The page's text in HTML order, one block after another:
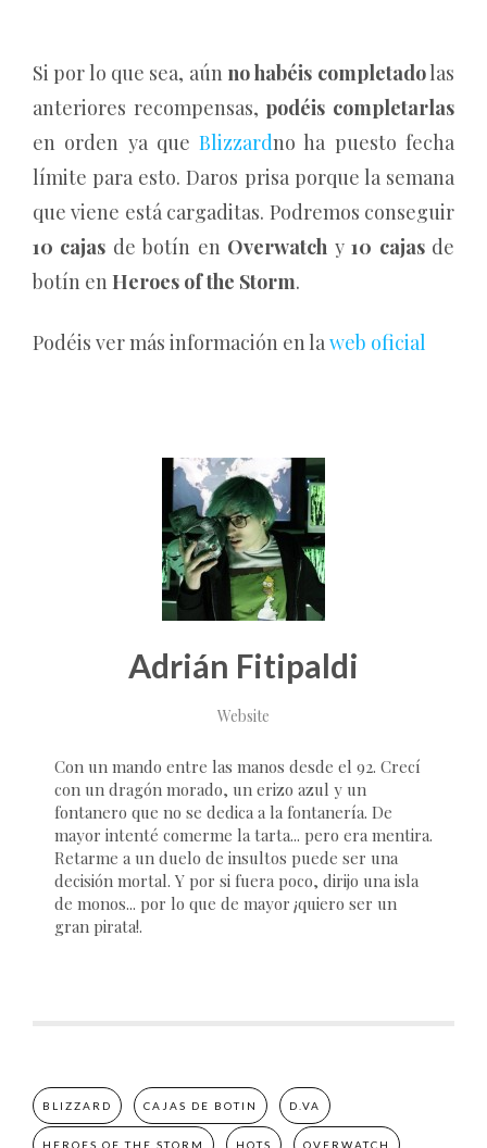
Si por lo que sea, aún no habéis completadolas
anteriores recompensas, podéis completarlas
en orden ya queBlizzardno ha puesto fecha
límite para esto. Daros prisa porque la semana
que viene está cargaditas. Podremos conseguir
10 cajas de botín en Overwatch y10 cajasde
botín enHeroes of the Storm.
Podéis ver más información en laweb oficial
Adrián Fitipaldi
Website
Con un mando entre las manos desde el 92. Crecí
con un dragón morado, un erizo azul y un
fontanero que no se dedica a la fontanería. De
mayor intenté comerme la tarta... pero era mentira.
Retarme a un duelo de insultos puede ser una
decisión mortal. Y por si fuera poco, dirijo una isla
de monos... por lo que de mayor ¡quiero ser un
gran pirata!.
BLIZZARD CAJAS DE BOTIN D.VA
HEROES OF THE STORM HOTS OVERWATCH